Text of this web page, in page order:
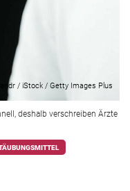
/ iStock / Getty Images Plus
deshalb verschreiben Ärzte